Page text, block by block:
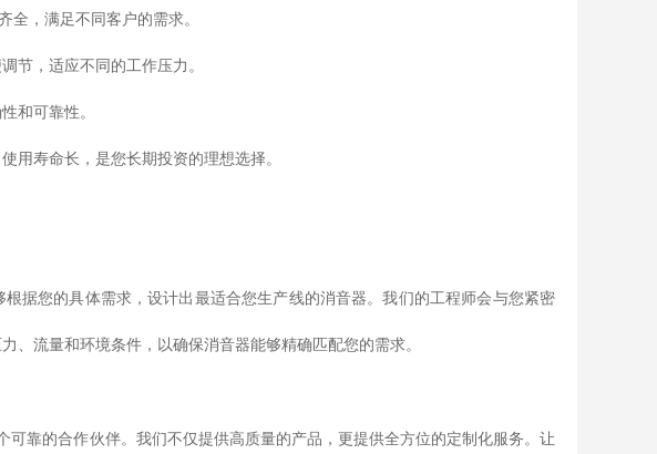
全，满足不同客户的需求。
节，适应不同的工作压力。
和可靠性。
用寿命长，是您长期投资的理想选择。
据您的具体需求，设计出最适合您生产线的消音器。我们的工程师会与您紧密
、流量和环境条件，以确保消音器能够精确匹配您的需求。
可靠的合作伙伴。我们不仅提供高质量的产品，更提供全方位的定制化服务。让